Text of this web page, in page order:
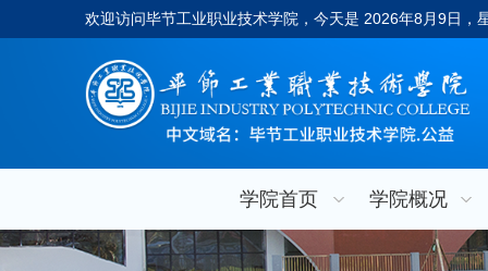
欢迎访问毕节工业职业技术学院，今天是 2026年8月9日，
学院首页 学院概况